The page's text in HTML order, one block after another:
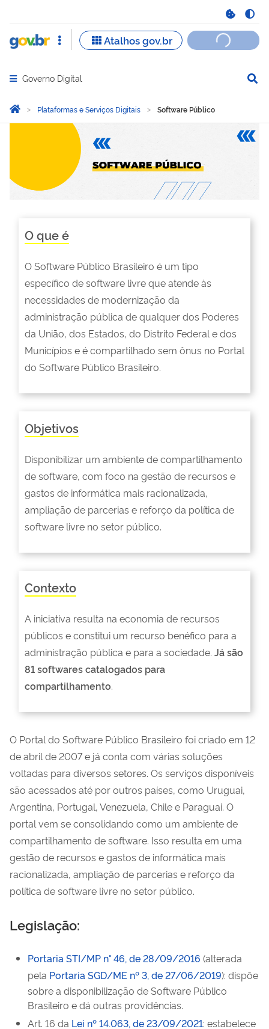
Abrir menu principal de navegação
Governo Digital
Você está aqui:
Página Inicial
Plataformas e Serviços Digitais Software Público
Software Público
O que é
O Software Público Brasileiro é um tipo
específico de software livre que atende às
necessidades de modernização da
administração pública de qualquer dos Poderes
da União, dos Estados, do Distrito Federal e dos
Municípios e é compartilhado sem ônus no Portal
do Software Público Brasileiro.
Objetivos
Disponibilizar um ambiente de compartilhamento
de software, com foco na gestão de recursos e
gastos de informática mais racionalizada,
ampliação de parcerias e reforço da política de
software livre no setor público.
Contexto
A iniciativa resulta na economia de recursos
públicos e constitui um recurso benéfico para a
administração pública e para a sociedade. Já são
81 softwares catalogados para
compartilhamento.
O Portal do Software Público Brasileiro foi criado em 12
de abril de 2007 e já conta com várias soluções
voltadas para diversos setores. Os serviços disponíveis
são acessados até por outros países, como Uruguai,
Argentina, Portugal, Venezuela, Chile e Paraguai. O
portal vem se consolidando como um ambiente de
compartilhamento de software. Isso resulta em uma
gestão de recursos e gastos de informática mais
racionalizada, ampliação de parcerias e reforço da
política de software livre no setor público.
Legislação:
Portaria STI/MP n° 46, de 28/09/2016 (alterada
pela Portaria SGD/ME nº 3, de 27/06/2019): dispõe
sobre a disponibilização de Software Público
Brasileiro e dá outras providências.
Art. 16 da Lei nº 14.063, de 23/09/2021: estabelece